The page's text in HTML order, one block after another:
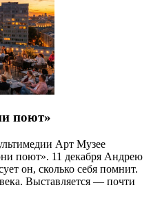
поют»
Арт Музее
поют». 11 декабря Андрею
он, сколько себя помнит.
Выставляется — почти